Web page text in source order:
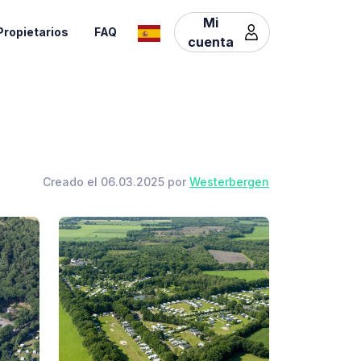
FAQ
Mi
cuenta
Creado el 06.03.2025 por Westerbergen